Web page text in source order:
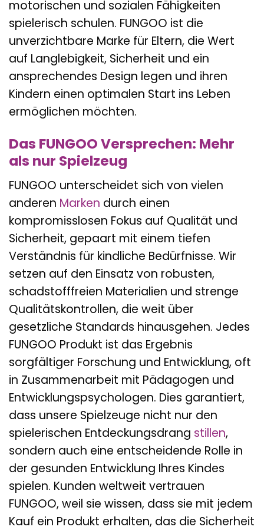
motorischen und sozialen Fähigkeiten
spielerisch schulen. FUNGOO ist die
unverzichtbare Marke für Eltern, die Wert
auf Langlebigkeit, Sicherheit und ein
ansprechendes Design legen und ihren
Kindern einen optimalen Start ins Leben
ermöglichen möchten.
Das FUNGOO Versprechen: Mehr
als nur Spielzeug
FUNGOO unterscheidet sich von vielen
anderen Marken durch einen
kompromisslosen Fokus auf Qualität und
Sicherheit, gepaart mit einem tiefen
Verständnis für kindliche Bedürfnisse. Wir
setzen auf den Einsatz von robusten,
schadstofffreien Materialien und strenge
Qualitätskontrollen, die weit über
gesetzliche Standards hinausgehen. Jedes
FUNGOO Produkt ist das Ergebnis
sorgfältiger Forschung und Entwicklung, oft
in Zusammenarbeit mit Pädagogen und
Entwicklungspsychologen. Dies garantiert,
dass unsere Spielzeuge nicht nur den
spielerischen Entdeckungsdrang stillen,
sondern auch eine entscheidende Rolle in
der gesunden Entwicklung Ihres Kindes
spielen. Kunden weltweit vertrauen
FUNGOO, weil sie wissen, dass sie mit jedem
Kauf ein Produkt erhalten, das die Sicherheit